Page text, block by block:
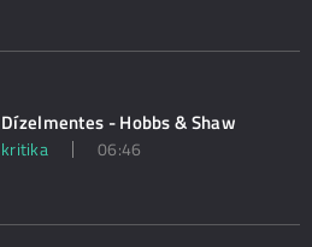
Dízelmentes - Hobbs & Shaw
kritika 06:46